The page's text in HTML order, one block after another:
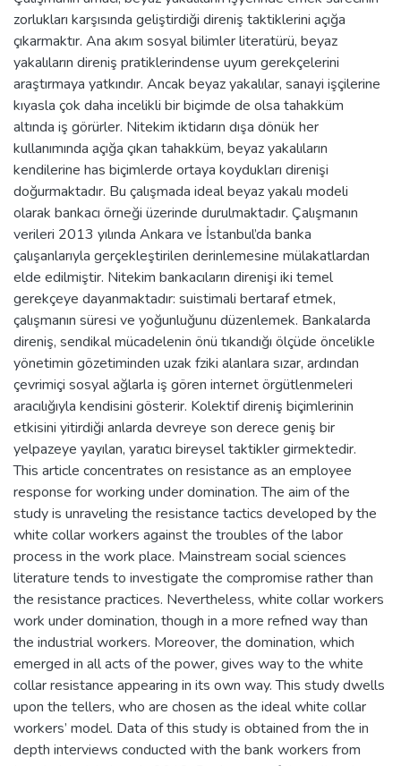
zorlukları karşısında geliştirdiği direniş taktiklerini açığa
çıkarmaktır. Ana akım sosyal bilimler literatürü, beyaz
yakalıların direniş pratiklerindense uyum gerekçelerini
araştırmaya yatkındır. Ancak beyaz yakalılar, sanayi işçilerine
kıyasla çok daha incelikli bir biçimde de olsa tahakküm
altında iş görürler. Nitekim iktidarın dışa dönük her
kullanımında açığa çıkan tahakküm, beyaz yakalıların
kendilerine has biçimlerde ortaya koydukları direnişi
doğurmaktadır. Bu çalışmada ideal beyaz yakalı modeli
olarak bankacı örneği üzerinde durulmaktadır. Çalışmanın
verileri 2013 yılında Ankara ve İstanbul’da banka
çalışanlarıyla gerçekleştirilen derinlemesine mülakatlardan
elde edilmiştir. Nitekim bankacıların direnişi iki temel
gerekçeye dayanmaktadır: suistimali bertaraf etmek,
çalışmanın süresi ve yoğunluğunu düzenlemek. Bankalarda
direniş, sendikal mücadelenin önü tıkandığı ölçüde öncelikle
yönetimin gözetiminden uzak fziki alanlara sızar, ardından
çevrimiçi sosyal ağlarla iş gören internet örgütlenmeleri
aracılığıyla kendisini gösterir. Kolektif direniş biçimlerinin
etkisini yitirdiği anlarda devreye son derece geniş bir
yelpazeye yayılan, yaratıcı bireysel taktikler girmektedir.
This article concentrates on resistance as an employee
response for working under domination. The aim of the
study is unraveling the resistance tactics developed by the
white collar workers against the troubles of the labor
process in the work place. Mainstream social sciences
literature tends to investigate the compromise rather than
the resistance practices. Nevertheless, white collar workers
work under domination, though in a more refned way than
the industrial workers. Moreover, the domination, which
emerged in all acts of the power, gives way to the white
collar resistance appearing in its own way. This study dwells
upon the tellers, who are chosen as the ideal white collar
workers’ model. Data of this study is obtained from the in
depth interviews conducted with the bank workers from